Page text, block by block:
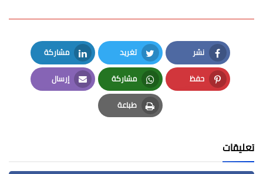
نشر
Facebook
تغريد
Twitter
مشاركة
LinkedIn
حفظ
Pinterest
مشاركة
Whatsapp
إرسال
Email
طباعة
Print
تعليقات